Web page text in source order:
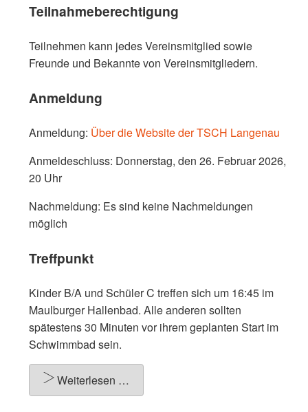
Teilnahmeberechtigung
Teilnehmen kann jedes Vereinsmitglied sowie
Freunde und Bekannte von Vereinsmitgliedern.
Anmeldung
Anmeldung: Über die Website der TSCH Langenau
Anmeldeschluss: Donnerstag, den 26. Februar 2026,
20 Uhr
Nachmeldung: Es sind keine Nachmeldungen
möglich
Treffpunkt
Kinder B/A und Schüler C treffen sich um 16:45 im
Maulburger Hallenbad. Alle anderen sollten
spätestens 30 Minuten vor ihrem geplanten Start im
Schwimmbad sein.
Weiterlesen …